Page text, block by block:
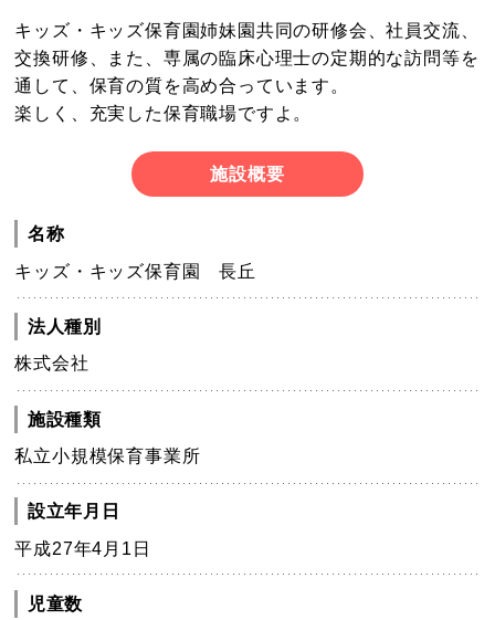
キッズ・キッズ保育園姉妹園共同の研修会、社員交流、
交換研修、また、専属の臨床心理士の定期的な訪問等を
通して、保育の質を高め合っています。
楽しく、充実した保育職場ですよ。
施設概要
名称
キッズ・キッズ保育園 長丘
法人種別
株式会社
施設種類
私立小規模保育事業所
設立年月日
平成27年4月1日
児童数